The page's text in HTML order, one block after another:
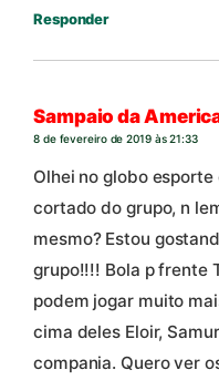
Responder
Sampaio da
8 de fevereiro de 2019 às 21:33
Olhei no globo
cortado do grupo, n
mesmo? Estou
grupo!!!! Bola p frente
podem jogar muito
cima deles Eloir,
compania. Quero ver